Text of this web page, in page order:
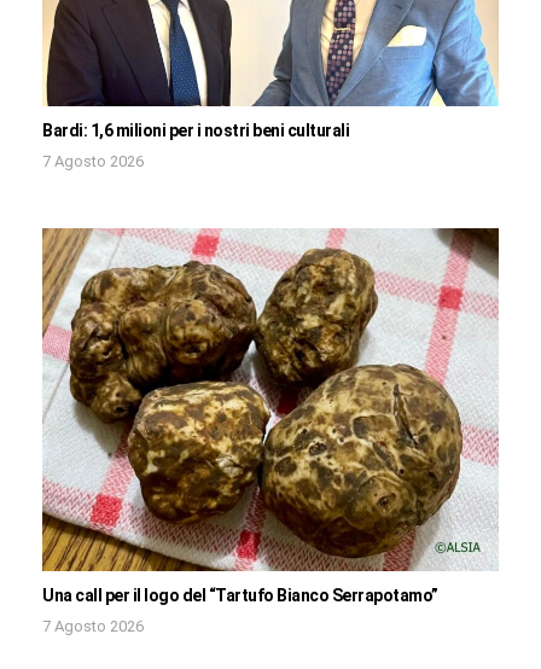
Bardi: 1,6 milioni per i nostri beni culturali
7 Agosto 2026
Una call per il logo del “Tartufo Bianco Serrapotamo”
7 Agosto 2026